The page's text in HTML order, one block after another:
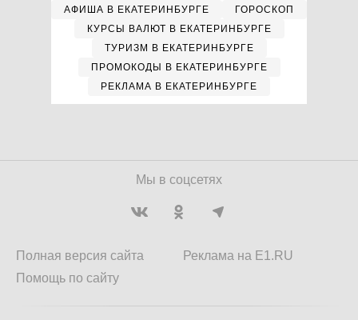
АФИША В ЕКАТЕРИНБУРГЕ
ГОРОСКОП
КУРСЫ ВАЛЮТ В ЕКАТЕРИНБУРГЕ
ТУРИЗМ В ЕКАТЕРИНБУРГЕ
ПРОМОКОДЫ В ЕКАТЕРИНБУРГЕ
РЕКЛАМА В ЕКАТЕРИНБУРГЕ
Мы в соцсетях
Полная версия сайта
Помощь по сайту
Реклама на E1.RU